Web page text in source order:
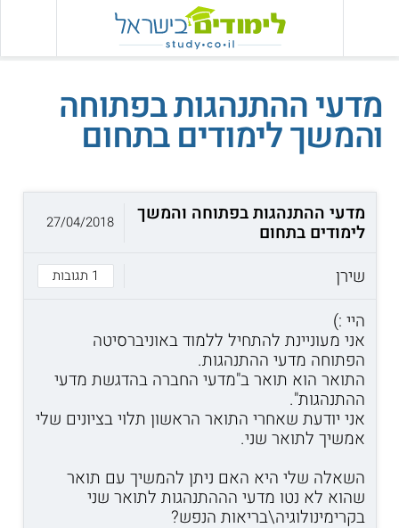
מדעי ההתנהגות בפתוחה
והמשך לימודים בתחום
מדעי ההתנהגות בפתוחה והמשך
לימודים בתחום
שירן
1 תגובות
27/04/2018
היי :)
אני מעוניינת להתחיל ללמוד באוניברסיטה
הפתוחה מדעי ההתנהגות.
התואר הוא תואר ב"מדעי החברה בהדגשת מדעי
ההתנהגות".
אני יודעת שאחרי התואר הראשון תלוי בציונים שלי
אמשיך לתואר שני.
השאלה שלי היא האם ניתן להמשיך עם תואר
שהוא לא נטו מדעי הההתנהגות לתואר שני
בקרימינולוגיה\בריאות הנפש?